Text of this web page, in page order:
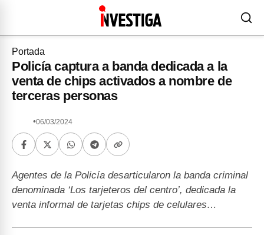
Portada
Policía captura a banda dedicada a la
venta de chips activados a nombre de
terceras personas
•06/03/2024
Agentes de la Policía desarticularon la banda criminal
denominada ‘Los tarjeteros del centro’, dedicada la
venta informal de tarjetas chips de celulares…